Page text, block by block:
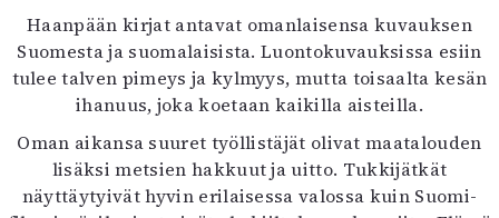
Haanpään kirjat antavat omanlaisensa kuvauksen
Suomesta ja suomalaisista. Luontokuvauksissa esiin
tulee talven pimeys ja kylmyys, mutta toisaalta kesän
ihanuus, joka koetaan kaikilla aisteilla.
Oman aikansa suuret työllistäjät olivat maatalouden
lisäksi metsien hakkuut ja uitto. Tukkijätkät
näyttäytyivät hyvin erilaisessa valossa kuin Suomi-